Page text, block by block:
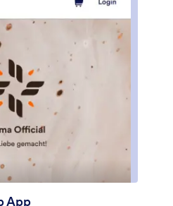
um sie später zu
dieser Lagerverwaltungs-App
Lagerbestand aus der
App